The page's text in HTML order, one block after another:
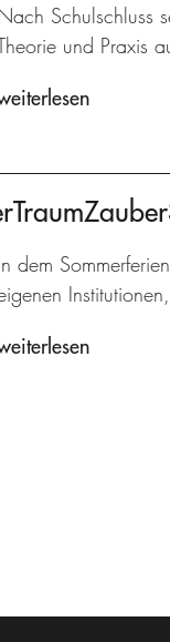
Schulschluss
und Praxis
dem